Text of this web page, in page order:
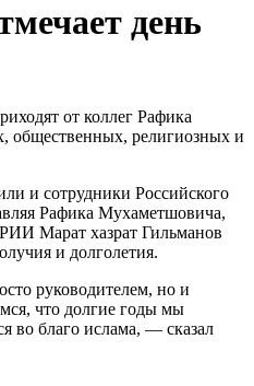
день
от коллег Рафика
общественных, религиозных и
и сотрудники Российского
Рафика Мухаметшовича,
Марат хазрат Гильманов
и долголетия.
руководителем, но и
что долгие годы мы
во благо ислама, — сказал